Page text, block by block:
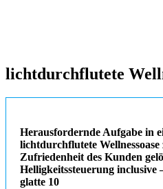
lichtdurchflutete
Herausfordernde Aufgabe in
lichtdurchflutete
Zufriedenheit des Kunden
Helligkeitssteuerung
glatte 10